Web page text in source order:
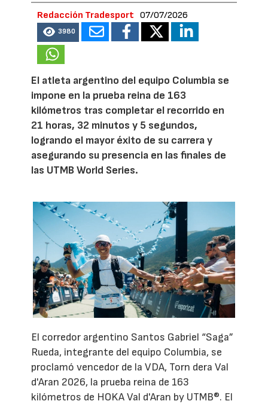
Redacción Tradesport 07/07/2026
3980
El atleta argentino del equipo Columbia se
impone en la prueba reina de 163
kilómetros tras completar el recorrido en
21 horas, 32 minutos y 5 segundos,
logrando el mayor éxito de su carrera y
asegurando su presencia en las finales de
las UTMB World Series.
El corredor argentino Santos Gabriel “Saga”
Rueda, integrante del equipo Columbia, se
proclamó vencedor de la VDA, Torn dera Val
d'Aran 2026, la prueba reina de 163
kilómetros de HOKA Val d'Aran by UTMB®. El